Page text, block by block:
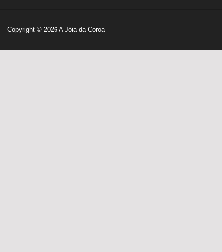
Copyright © 2026 A Jóia da Coroa